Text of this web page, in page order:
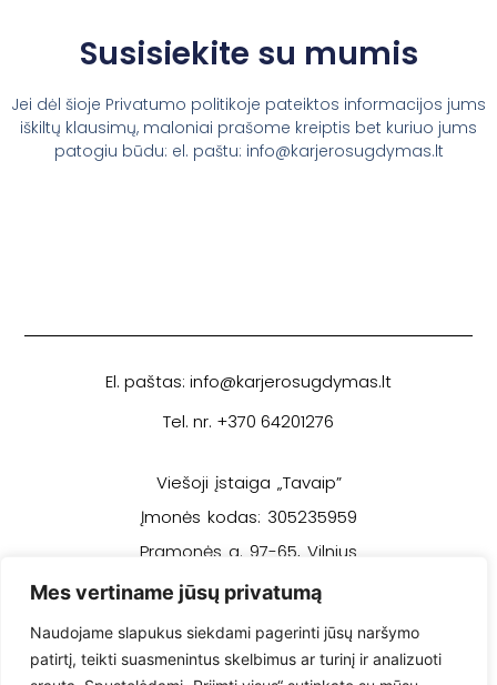
Mes vertiname jūsų privatumą
Naudojame slapukus siekdami pagerinti jūsų naršymo
patirtį, teikti suasmenintus skelbimus ar turinį ir analizuoti
Susisiekite su mumis
Jei dėl šioje Privatumo politikoje pateiktos informacijos jums
iškiltų klausimų, maloniai prašome kreiptis bet kuriuo jums
patogiu būdu: el. paštu: info@karjerosugdymas.lt
El. paštas: info@karjerosugdymas.lt
Tel. nr. +370 64201276
Viešoji įstaiga „Tavaip”
Įmonės kodas: 305235959
Pramonės g. 97-65, Vilnius
Privatumo politika
Pirkimo sąlygos ir taisyklės